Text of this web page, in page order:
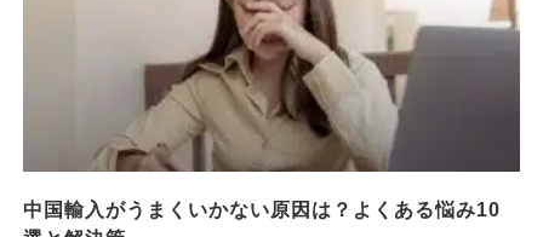
中国輸入がうまくいかない原因は？よくある悩み10